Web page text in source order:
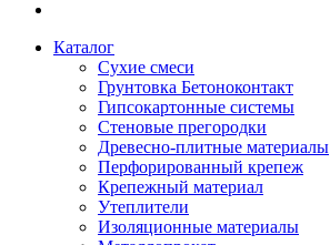
Каталог
Сухие смеси
Грунтовка Бетоноконтакт
Гипсокартонные системы
Стеновые прегородки
Древесно-плитные материалы
Перфорированный крепеж
Крепежный материал
Утеплители
Изоляционные материалы